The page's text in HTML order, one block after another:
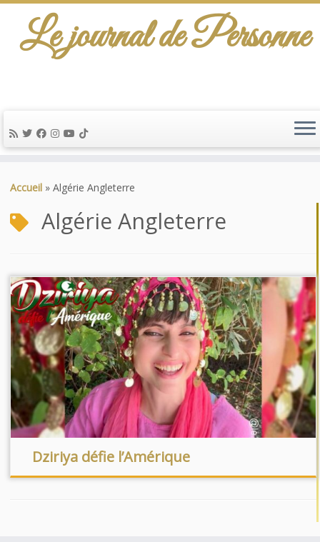
au
Le journal de Personne
Accueil » Algérie Angleterre
Algérie Angleterre
Dziriya défie l’Amérique